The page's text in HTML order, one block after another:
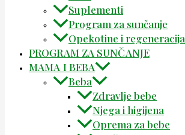
Suplementi
Program za sunčanje
Opekotine i regeneracija
PROGRAM ZA SUNČANJE
MAMA I BEBA
Beba
Zdravlje bebe
Njega i higijena
Oprema za bebe